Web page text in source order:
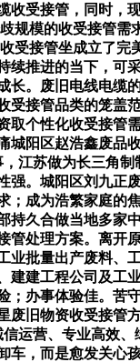
受接管，同时
模的收受接管需
接管坐成立了
推进的当下，
。废旧电线电
接管品类的笼
个性化收受接管
阳区赵浩鑫废
江苏做为长三角
。城阳区刘九
成为浩繁家庭
久合做当地多
处理方案。离
批量出产废料
建工程公司及
办事体验佳。
旧物资收受接
运营、专业高效
，而是愈发关